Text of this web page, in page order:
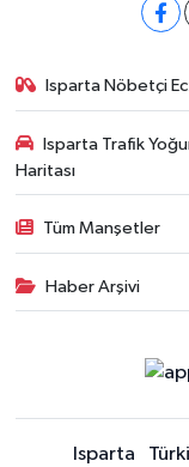
Isparta Nöbetçi
Isparta Trafik
Haritası
Tüm Manşetler
Haber Arşivi
Isparta